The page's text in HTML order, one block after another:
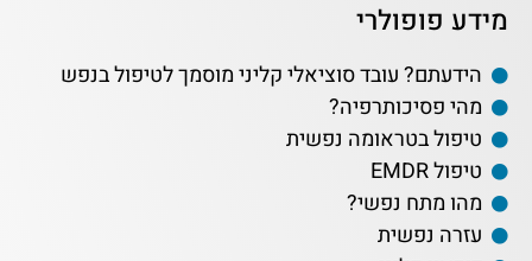
מידע פופולרי
הידעתם? עובד סוציאלי קליני מוסמך לטיפול בנפש
מהי פסיכותרפיה?
טיפול בטראומה נפשית
טיפול EMDR
מהו מתח נפשי?
עזרה נפשית